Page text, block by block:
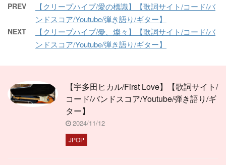
PREV
【クリープハイプ/愛の標識】【歌詞サイト/コード/バ
ンドスコア/Youtube/弾き語り/ギター】
NEXT
【クリープハイプ/憂、燦々】【歌詞サイト/コード/バ
ンドスコア/Youtube/弾き語り/ギター】
【宇多田ヒカル/First Love】【歌詞サイト/
コード/バンドスコア/Youtube/弾き語り/ギ
ター】
2024/11/12
JPOP